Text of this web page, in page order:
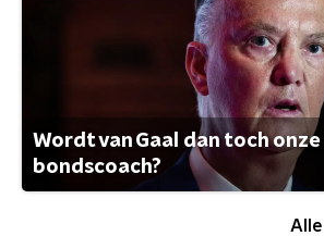
Wordt van Gaal dan toch
bondscoach?